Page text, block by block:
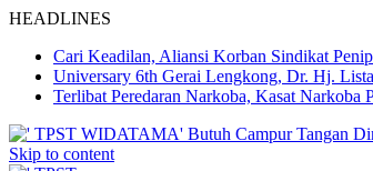
HEADLINES
Cari Keadilan, Aliansi Korban Sindikat
Universary 6th Gerai Lengkong, Dr. Hj.
Terlibat Peredaran Narkoba, Kasat Narkoba
Skip to content